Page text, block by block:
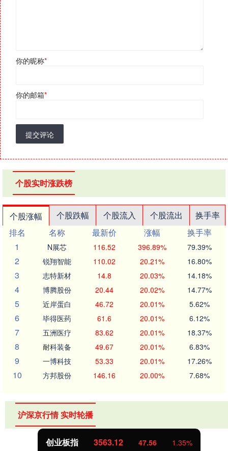
你的昵称*
你的邮箱*
提交评论
个股实时涨跌榜
个股涨幅 个股跌幅 个股流入 个股流出
换手率
排名
名称 最新价 涨幅
换手率
1
N展芯 116.52 396.89% 79.39%
2 锐翔智能 110.02 20.21% 16.80%
3 志特新材 14.8 20.03% 14.18%
4 博腾股份 20.44 20.02% 14.77%
5 近岸蛋白 46.72 20.01% 5.62%
6 毕得医药 61.6 20.01% 6.12%
7 五洲医疗 83.62 20.01% 18.37%
8 耐科装备 49.67 20.01% 6.83%
9 一博科技 53.33 20.01% 17.26%
10 方邦股份 146.16 20.00% 7.68%
沪深京行情 实时轮播
创业板指 3563.12 47.56 1.35%